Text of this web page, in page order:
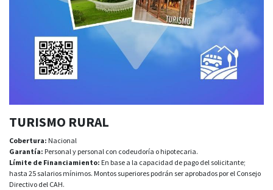
TURISMO RURAL
Cobertura: Nacional
Garantía: Personal y personal con codeudoría o hipotecaria.
Límite de Financiamiento: En base a la capacidad de pago del solicitante;
hasta 25 salarios mínimos. Montos superiores podrán ser aprobados por el Consejo
Directivo del CAH.